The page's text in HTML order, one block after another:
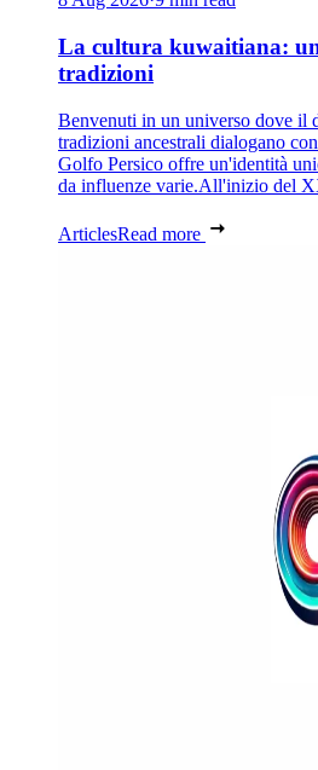
La cultura kuwaitiana:
tradizioni
Benvenuti in un universo dove il
tradizioni ancestrali dialogano
Golfo Persico offre un'identità
da influenze varie.All'inizio del
ArticlesRead more